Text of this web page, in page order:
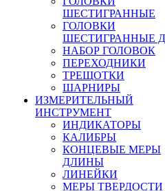
ШЕСТИГРАННЫЕ
ГОЛОВКИ
ШЕСТИГРАННЫЕ
НАБОР ГОЛОВОК
ПЕРЕХОДНИКИ
ТРЕЩОТКИ
ШАРНИРЫ
ИЗМЕРИТЕЛЬНЫЙ
ИНСТРУМЕНТ
ИНДИКАТОРЫ
КАЛИБРЫ
КОНЦЕВЫЕ МЕРЫ
ДЛИНЫ
ЛИНЕЙКИ
МЕРЫ ТВЕРДОСТИ